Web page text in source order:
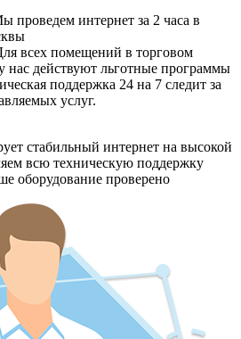
проведем интернет за 2 часа в
всех помещений в торговом
нас действуют льготные программы
поддержка 24 на 7 следит за
услуг.
стабильный интернет на высокой
всю техническую поддержку
оборудование проверено